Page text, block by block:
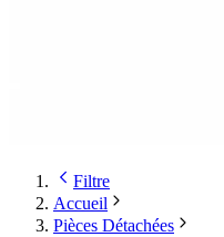
Filtre
Accueil
Pièces Détachées